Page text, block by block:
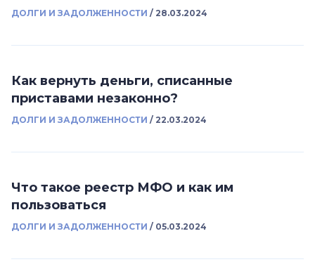
ДОЛГИ И ЗАДОЛЖЕННОСТИ / 28.03.2024
Как вернуть деньги, списанные
приставами незаконно?
ДОЛГИ И ЗАДОЛЖЕННОСТИ / 22.03.2024
Что такое реестр МФО и как им
пользоваться
ДОЛГИ И ЗАДОЛЖЕННОСТИ / 05.03.2024